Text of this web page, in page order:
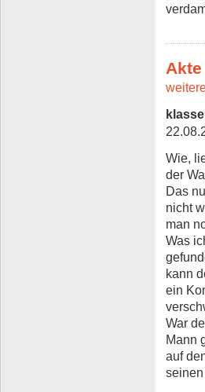
Wie,
der
Das
nicht
man
Was
kann
ein
War
Mann
auf